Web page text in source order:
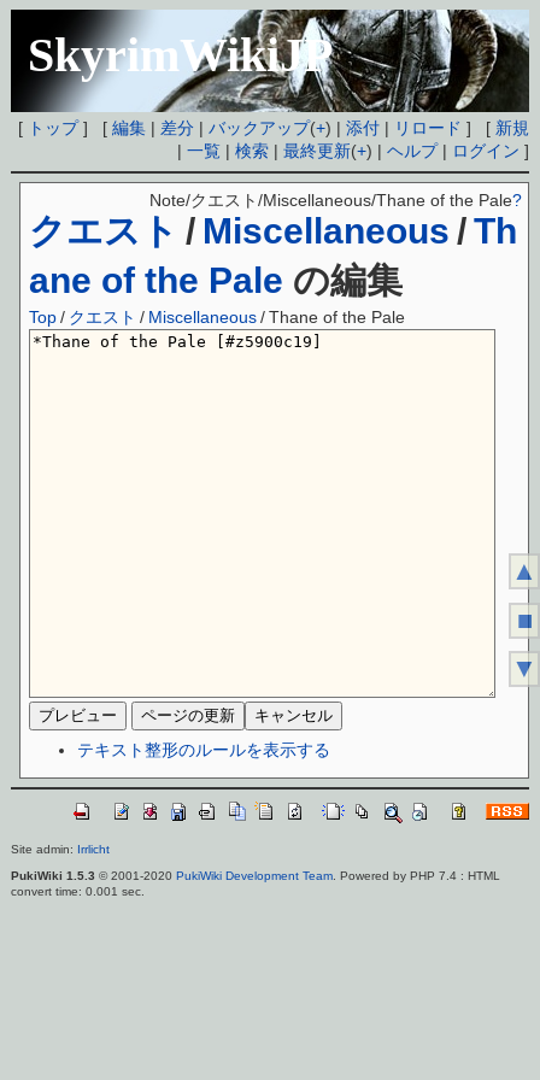
SkyrimWikiJP
[ トップ] [編集 | 差分 |バックアップ(+) |添付 | リロード ] [ 新規
|一覧 |検索 |最終更新(+) |ヘルプ| ログイン ]
クエスト / Miscellaneous /Th
ane of the Pale の編集
Note/クエスト/Miscellaneous/Thane of the Pale?
Top / クエスト / Miscellaneous/ Thane of the Pale
テキスト整形のルールを表示する
Site admin: Irrlicht
PukiWiki 1.5.3 © 2001-2020 PukiWiki Development Team. Powered by PHP 7.4 : HTML
convert time: 0.001 sec.
▲
■
▼